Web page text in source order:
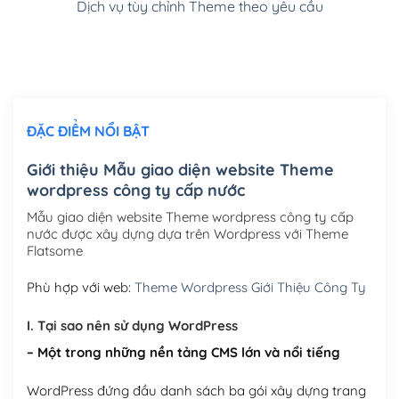
Cài đặt SMTP Mail cho site Wordpress(+100,000₫)
Mua thêm Host + Tên miền
Tên miền quốc tế .com .net .org (1 năm)
Tên miền Việt Nam .vn (1 năm)(+550,000₫)
Hosting 2GB SSD (1 năm) (+450,000₫)
Hosting 8GB SSD (1 năm) (+950,000₫)
Dịch vụ tùy chỉnh Theme theo yêu cầu
ĐẶC ĐIỂM NỔI BẬT
Giới thiệu Mẫu giao diện website Theme
wordpress công ty cấp nước
Mẫu giao diện website Theme wordpress công ty cấp
nước được xây dựng dựa trên Wordpress với Theme
Flatsome
Phù hợp với web: Theme Wordpress Giới Thiệu Công Ty
I. Tại sao nên sử dụng WordPress
– Một trong những nền tảng CMS lớn và nổi tiếng
WordPress đứng đầu danh sách ba gói xây dựng trang